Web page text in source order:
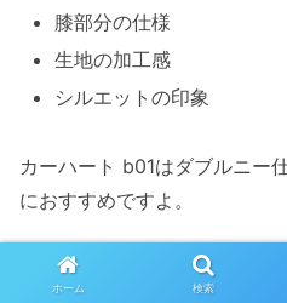
膝部分の仕様
生地の加工感
シルエットの印象
カーハート b01はダブルニー
におすすめですよ。
カーハート b136はやわらか
ホーム 検索